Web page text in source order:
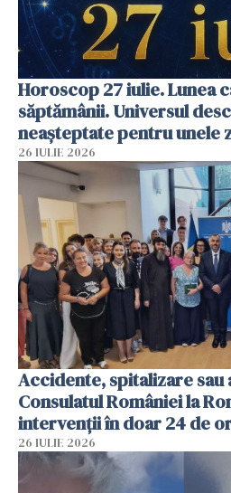
Horoscop 27 iulie. Lunea
săptămânii. Universul
neașteptate pentru unele
26 IULIE 2026
Accidente, spitalizare sau
Consulatul României la
intervenții în doar 24 de
26 IULIE 2026